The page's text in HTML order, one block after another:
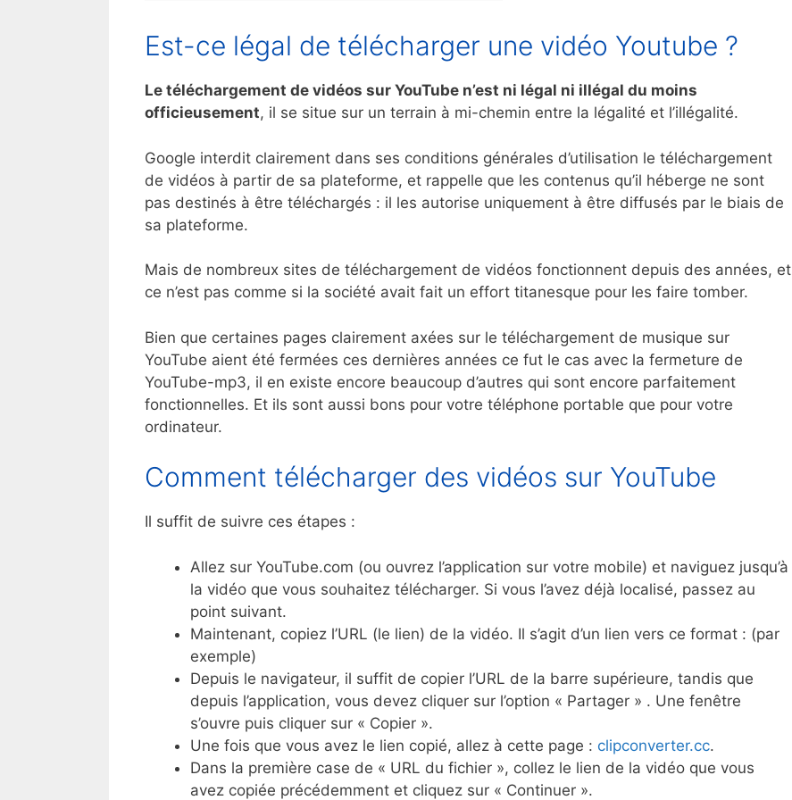
Est-ce légal de télécharger une vidéo Youtube ?
Le téléchargement de vidéos sur YouTube n’est ni légal ni illégal du moins
officieusement, il se situe sur un terrain à mi-chemin entre la légalité et l’illégalité.
Google interdit clairement dans ses conditions générales d’utilisation le téléchargement
de vidéos à partir de sa plateforme, et rappelle que les contenus qu’il héberge ne sont
pas destinés à être téléchargés : il les autorise uniquement à être diffusés par le biais de
sa plateforme.
Mais de nombreux sites de téléchargement de vidéos fonctionnent depuis des années, et
ce n’est pas comme si la société avait fait un effort titanesque pour les faire tomber.
Bien que certaines pages clairement axées sur le téléchargement de musique sur
YouTube aient été fermées ces dernières années ce fut le cas avec la fermeture de
YouTube-mp3, il en existe encore beaucoup d’autres qui sont encore parfaitement
fonctionnelles. Et ils sont aussi bons pour votre téléphone portable que pour votre
ordinateur.
Comment télécharger des vidéos sur YouTube
Il suffit de suivre ces étapes :
Allez sur YouTube.com (ou ouvrez l’application sur votre mobile) et naviguez jusqu’à
la vidéo que vous souhaitez télécharger. Si vous l’avez déjà localisé, passez au
point suivant.
Maintenant, copiez l’URL (le lien) de la vidéo. Il s’agit d’un lien vers ce format : (par
exemple)
Depuis le navigateur, il suffit de copier l’URL de la barre supérieure, tandis que
depuis l’application, vous devez cliquer sur l’option « Partager » . Une fenêtre
s’ouvre puis cliquer sur « Copier ».
Une fois que vous avez le lien copié, allez à cette page : clipconverter.cc.
Dans la première case de « URL du fichier », collez le lien de la vidéo que vous
avez copiée précédemment et cliquez sur « Continuer ».